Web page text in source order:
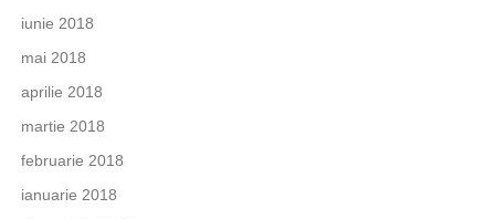
iunie 2018
mai 2018
aprilie 2018
martie 2018
februarie 2018
ianuarie 2018